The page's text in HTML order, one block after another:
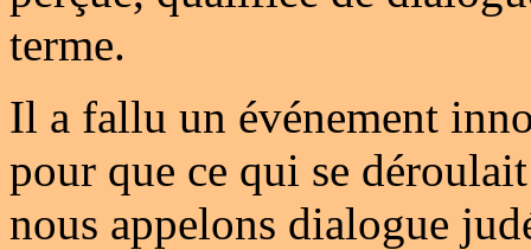
terme.
Il a fallu un événement
pour que ce qui se
nous appelons dialogue